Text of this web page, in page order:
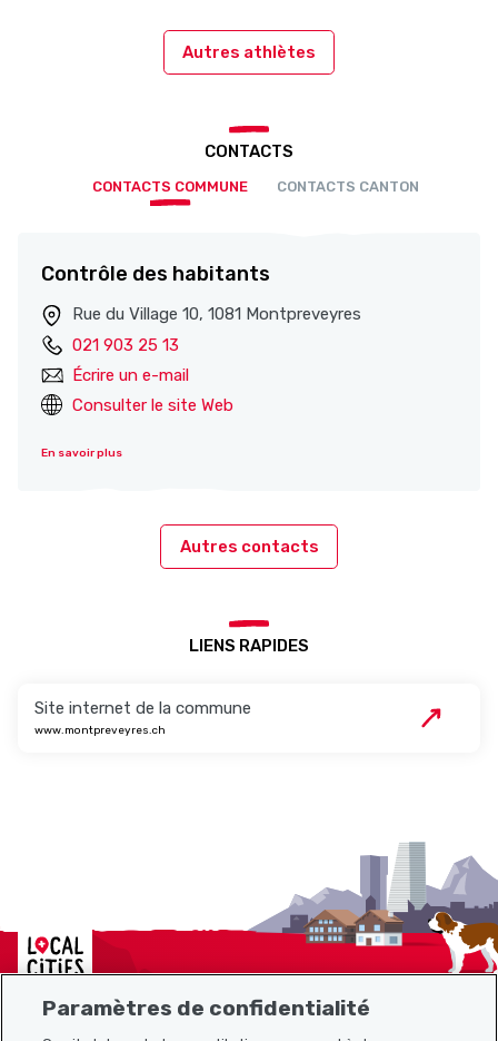
Autres athlètes
CONTACTS
CONTACTS COMMUNE CONTACTS CANTON
Contrôle des habitants
Rue du Village 10, 1081 Montpreveyres
021 903 25 13
Écrire un e-mail
Consulter le site Web
En savoir plus
Autres contacts
LIENS RAPIDES
Site internet de la commune
www.montpreveyres.ch
Localcities
Paramètres de confidentialité